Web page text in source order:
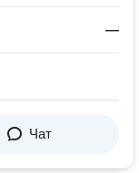
—
Чат